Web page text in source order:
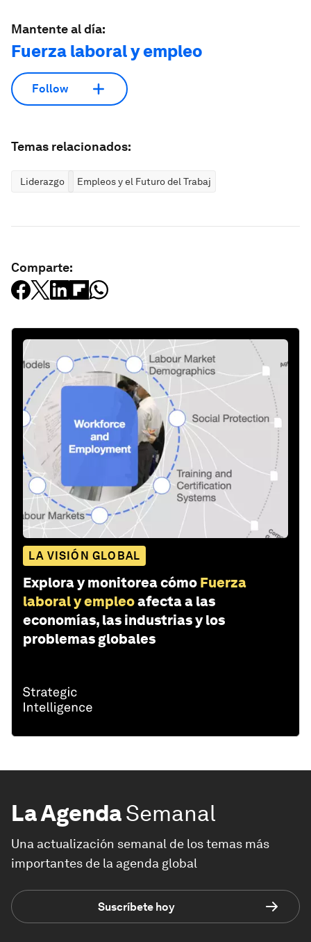
Mantente al día:
Fuerza laboral y empleo
Follow
Temas relacionados:
Liderazgo Empleos y el Futuro del Trabajo
Comparte:
LA VISIÓN GLOBAL
Explora y monitorea cómo Fuerza
laboral y empleoafecta a las
economías, las industrias y los
problemas globales
La AgendaSemanal
Una actualización semanal de los temas más
importantes de la agenda global
Suscríbete hoy